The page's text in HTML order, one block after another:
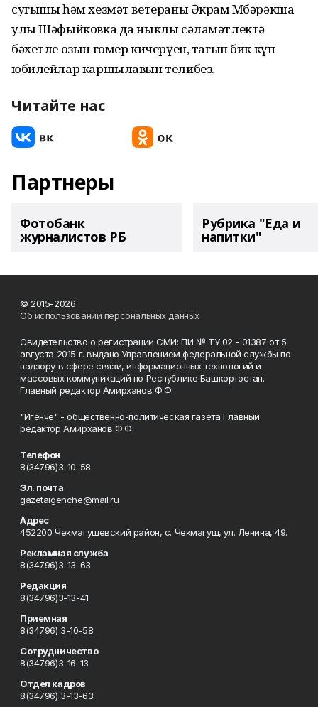
сугышы һәм хезмәт ветераны Әкрам Мөбәрәкша
улы Шәфыйковка да ныклы сәламәтлектә
бәхетле озын гомер кичерүен, тагын бик күп
юбилейлар каршылавын телибез.
Читайте нас
Партнеры
Фотобанк
журналистов РБ
Рубрика "Еда и
напитки"
© 2015-2026
Об использовании персональных данных
Свидетельство о регистрации СМИ: ПИ № ТУ 02 - 01387 от 5
августа 2015 г. выдано Управлением федеральной службы по
надзору в сфере связи, информационных технологий и
массовых коммуникаций по Республике Башкортостан.
Главный редактор Амирханов Ф.Ф.
"Игенче" - общественно-политическая газета Главный
редактор Амирханов Ф.Ф.
Телефон
8(34796)3-10-58
Эл. почта
gazetaigenche@mail.ru
Адрес
452200 Чекмагушевский район, с. Чекмагуш, ул. Ленина, 49.
Рекламная служба
8(34796)3-13-63
Редакция
8(34796)3-13-41
Приемная
8(34796) 3-10-58
Сотрудничество
8(34796)3-16-13
Отдел кадров
8(34796) 3-13-63